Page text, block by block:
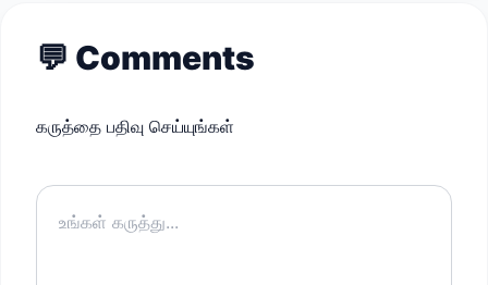
💬 Comments
கருத்தை பதிவு செய்யுங்கள்